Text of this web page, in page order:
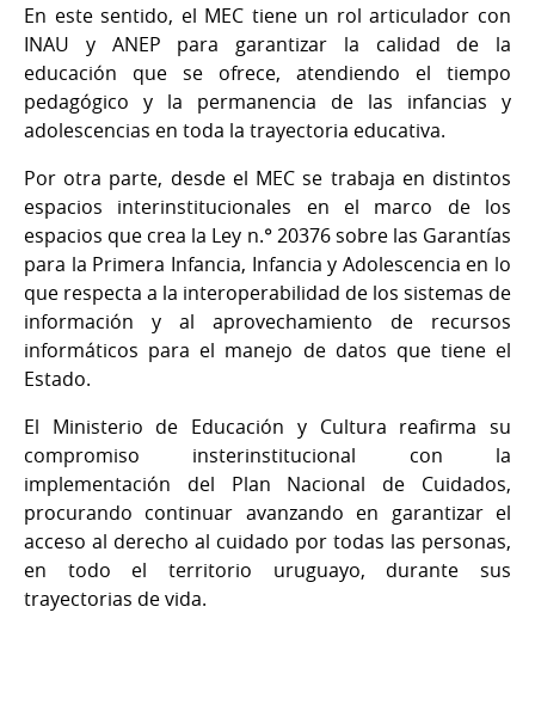
En este sentido, el MEC tiene un rol articulador con
INAU y ANEP para garantizar la calidad de la
educación que se ofrece, atendiendo el tiempo
pedagógico y la permanencia de las infancias y
adolescencias en toda la trayectoria educativa.
Por otra parte, desde el MEC se trabaja en distintos
espacios interinstitucionales en el marco de los
espacios que crea la Ley n.° 20376 sobre las Garantías
para la Primera Infancia, Infancia y Adolescencia en lo
que respecta a la interoperabilidad de los sistemas de
información y al aprovechamiento de recursos
informáticos para el manejo de datos que tiene el
Estado.
El Ministerio de Educación y Cultura reafirma su
compromiso insterinstitucional con la
implementación del Plan Nacional de Cuidados,
procurando continuar avanzando en garantizar el
acceso al derecho al cuidado por todas las personas,
en todo el territorio uruguayo, durante sus
trayectorias de vida.